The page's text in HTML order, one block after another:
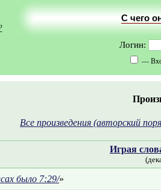
С чего
Логин:
—
Все произведения (авторский
Играя
было 7:29/»